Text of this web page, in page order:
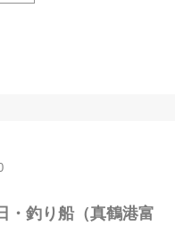
・釣り船（真鶴港富